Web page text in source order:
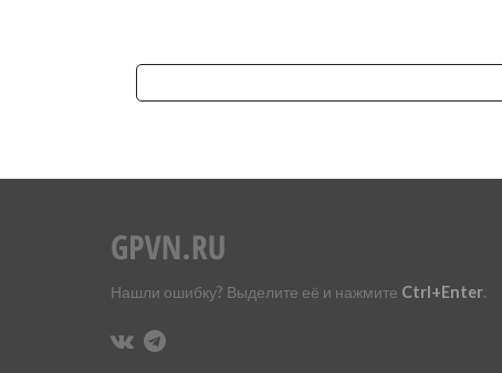
Нашли ошибку? Выделите её и нажмите Ctrl+Enter.